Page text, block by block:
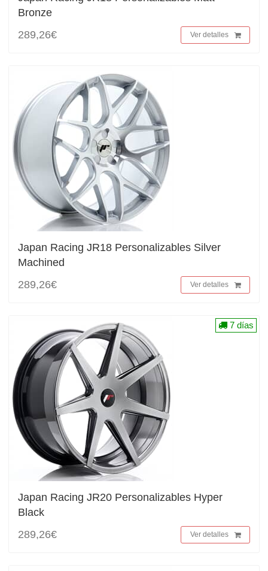
Bronze
289,26€
Ver detalles
Japan Racing JR18 Personalizables Silver
Machined
289,26€
Ver detalles
Japan Racing JR20 Personalizables Hyper
Black
289,26€
Ver detalles
7 días